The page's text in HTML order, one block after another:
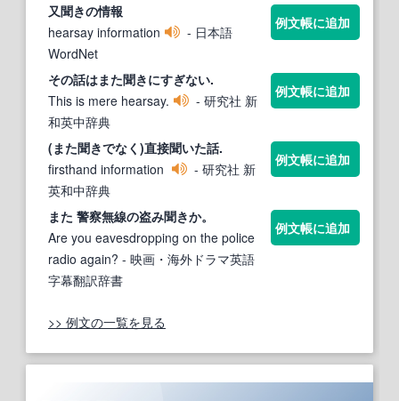
又聞きの情報
hearsay information
- 日本語
WordNet
例文帳に追加
その話はまた聞きにすぎない.
This is mere hearsay.
- 研究社 新
和英中辞典
例文帳に追加
( また聞きでなく)直接聞いた話.
firsthand information
- 研究社 新
英和中辞典
例文帳に追加
また 警察無線の盗み聞きか。
Are you eavesdropping on the police
radio again? - 映画・海外ドラマ英語
字幕翻訳辞書
例文帳に追加
>> 例文の一覧を見る